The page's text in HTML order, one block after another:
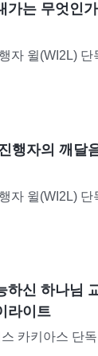
가는 무엇인
자 윌(WI2L)
청취율 1위에
행자의 깨달
자 윌(WI2L)
청취율 1위에
하신 하나님
라이트
키아스 단독